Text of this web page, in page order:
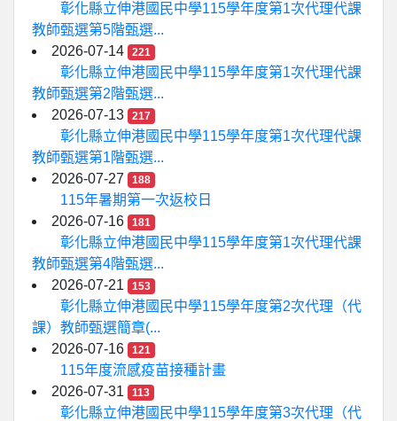
彰化縣立伸港國民中學115學年度第1次代理代課
教師甄選第5階甄選...
2026-07-14
221
彰化縣立伸港國民中學115學年度第1次代理代課
教師甄選第2階甄選...
2026-07-13
217
彰化縣立伸港國民中學115學年度第1次代理代課
教師甄選第1階甄選...
2026-07-27
188
115年暑期第一次返校日
2026-07-16
181
彰化縣立伸港國民中學115學年度第1次代理代課
教師甄選第4階甄選...
2026-07-21
153
彰化縣立伸港國民中學115學年度第2次代理（代
課）教師甄選簡章(...
2026-07-16
121
115年度流感疫苗接種計畫
2026-07-31
113
彰化縣立伸港國民中學115學年度第3次代理（代